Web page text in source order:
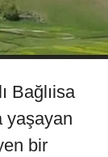
Bağlıisa
yaşayan
bir